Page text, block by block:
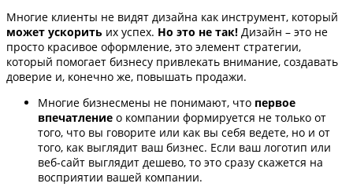
Многие клиенты не видят дизайна как инструмент, который
может ускорить их успех. Но это не так! Дизайн – это не
просто красивое оформление, это элемент стратегии,
который помогает бизнесу привлекать внимание, создавать
доверие и, конечно же, повышать продажи.
Многие бизнесмены не понимают, что первое
впечатление о компании формируется не только от
того, что вы говорите или как вы себя ведете, но и от
того, как выглядит ваш бизнес. Если ваш логотип или
веб-сайт выглядит дешево, то это сразу скажется на
восприятии вашей компании.